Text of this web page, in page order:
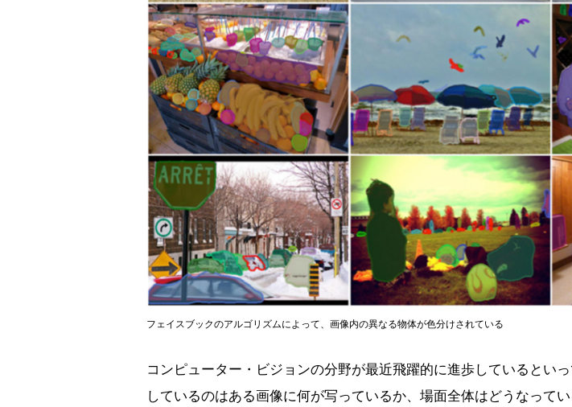
フェイスブックのアルゴリズムによって、画像内の異なる物体が色分けされている
コンピューター・ビジョンの分野が最近飛躍的に進歩しているとい
しているのはある画像に何が写っているか、場面全体はどうなって